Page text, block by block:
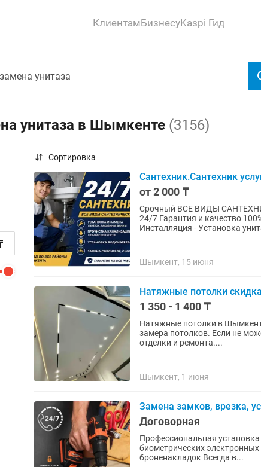
КлиентамБизнесуKaspi Гид
унитаза в Шымкенте (3156)
Сортировка
Сантехник.Сантехник
от 2 000 ₸
Срочный ВСЕ ВИДЫ
24/7 Гарантия и качество
Инсталляция - Установка
Шымкент, 15 июня
Натяжные потолки скидка
1 350 - 1 400 ₸
Натяжные потолки в Шымкент
замера потолков. Если не можете дозвониться, пишите, обязательно ответим! Под любой вид
отделки и ремонта....
Шымкент, 1 июня
Замена замков, врезка,
Договорная
Профессиональная
биометрических
броненакладок Всегда в...